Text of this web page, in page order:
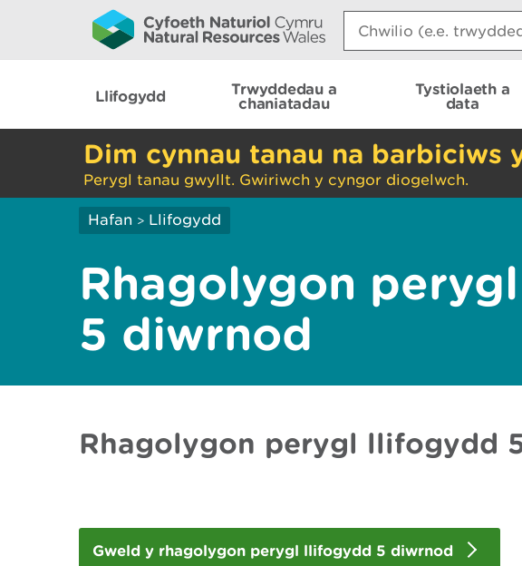
Search:
Llifogydd
Trwyddedau a
chaniatadau
Tystiolaeth a
data
Dim cynnau tanau na barbiciws
Perygl tanau gwyllt. Gwiriwch y cyngor diogelwch.
Hafan > Llifogydd
Rhagolygon
5 diwrnod
Rhagolygon perygl llifogydd
Gweld y rhagolygon perygl llifogydd 5 diwrnod